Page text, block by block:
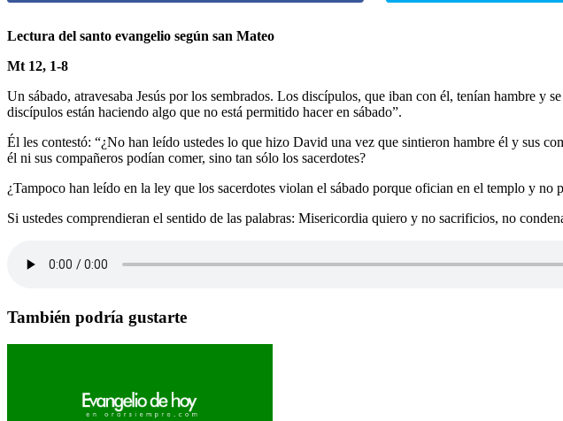
Lectura del santo evangelio según san Mateo
Mt 12, 1-8
Un sábado, atravesaba Jesús por los sembrados. Los discípulos, que iban con él, tenían hambre y
discípulos están haciendo algo que no está permitido hacer en sábado”.
Él les contestó: “¿No han leído ustedes lo que hizo David una vez que sintieron hambre él y sus
él ni sus compañeros podían comer, sino tan sólo los sacerdotes?
¿Tampoco han leído en la ley que los sacerdotes violan el sábado porque ofician en el templo y
Si ustedes comprendieran el sentido de las palabras: Misericordia quiero y no sacrificios, no
También podría gustarte